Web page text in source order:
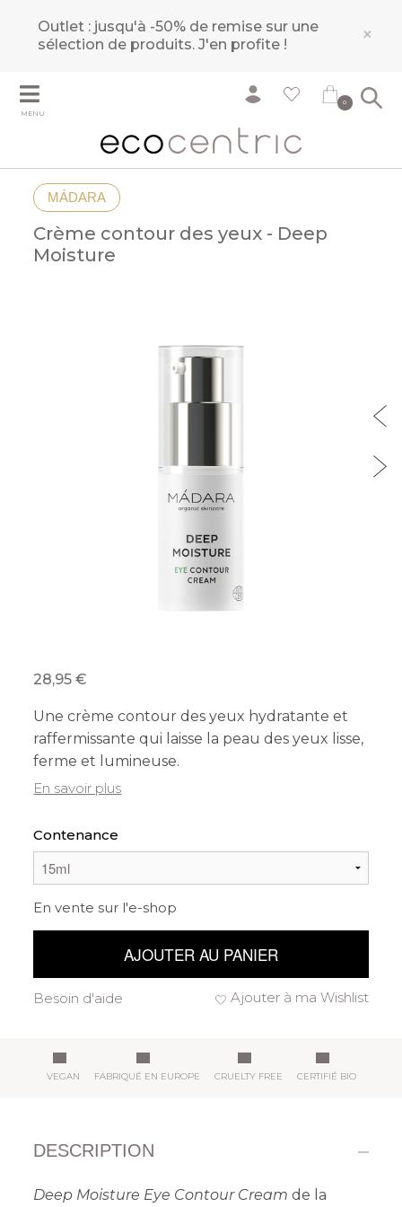
Outlet : jusqu'à -50% de remise sur une
sélection de produits.J'en profite ! ×
MENU
0
MÁDARA
Crème contour des yeux - Deep
Moisture
28,95
Une crème contour des yeux hydratante et
raffermissante qui laisse la peau des yeux lisse,
ferme et lumineuse.
En savoir plus
Contenance
En vente sur l'e-shop
AJOUTER AU PANIER
Ajouter à ma Wishlist
Besoin d'aide
VEGAN FABRIQUÉ EN EUROPE CRUELTY FREE CERTIFIÉ BIO
DESCRIPTION
Deep Moisture Eye Contour Cream de la